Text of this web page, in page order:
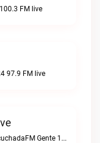
FM live
97.9 FM live
La web de la radio mas escuchadaFM Gente 107.1 live